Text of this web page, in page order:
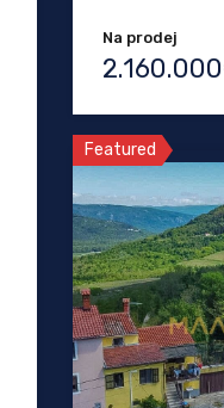
Na prodej
Featured